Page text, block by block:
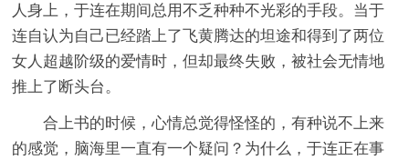
人身上，于连在期间总用不乏种种不光彩的手段。当于
连自认为自己已经踏上了飞黄腾达的坦途和得到了两位
女人超越阶级的爱情时，但却最终失败，被社会无情地
推上了断头台。
合上书的时候，心情总觉得怪怪的，有种说不上来
的感觉，脑海里一直有一个疑问？为什么，于连正在事